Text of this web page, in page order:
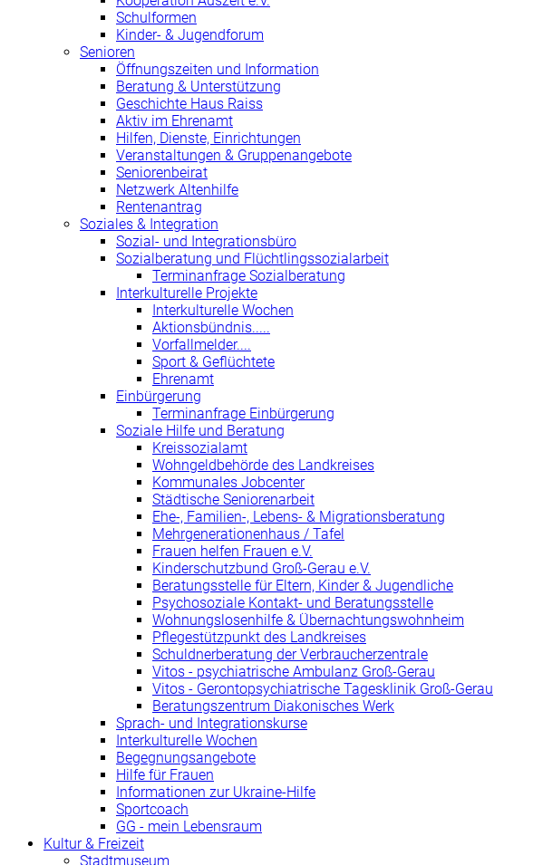
Schulformen
Kinder- & Jugendforum
Senioren
Öffnungszeiten und Information
Beratung & Unterstützung
Geschichte Haus Raiss
Aktiv im Ehrenamt
Hilfen, Dienste, Einrichtungen
Veranstaltungen & Gruppenangebote
Seniorenbeirat
Netzwerk Altenhilfe
Rentenantrag
Soziales & Integration
Sozial- und Integrationsbüro
Sozialberatung und Flüchtlingssozialarbeit
Terminanfrage Sozialberatung
Interkulturelle Projekte
Interkulturelle Wochen
Aktionsbündnis.....
Vorfallmelder....
Sport & Geflüchtete
Ehrenamt
Einbürgerung
Terminanfrage Einbürgerung
Soziale Hilfe und Beratung
Kreissozialamt
Wohngeldbehörde des Landkreises
Kommunales Jobcenter
Städtische Seniorenarbeit
Ehe-, Familien-, Lebens- & Migrationsberatung
Mehrgenerationenhaus / Tafel
Frauen helfen Frauen e.V.
Kinderschutzbund Groß-Gerau e.V.
Beratungsstelle für Eltern, Kinder & Jugendliche
Psychosoziale Kontakt- und Beratungsstelle
Wohnungslosenhilfe & Übernachtungswohnheim
Pflegestützpunkt des Landkreises
Schuldnerberatung der Verbraucherzentrale
Vitos - psychiatrische Ambulanz Groß-Gerau
Vitos - Gerontopsychiatrische Tagesklinik Groß-Gerau
Beratungszentrum Diakonisches Werk
Sprach- und Integrationskurse
Interkulturelle Wochen
Begegnungsangebote
Hilfe für Frauen
Informationen zur Ukraine-Hilfe
Sportcoach
GG - mein Lebensraum
Kultur & Freizeit
Stadtmuseum